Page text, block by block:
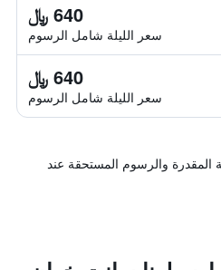
640 ﷼
سعر الليلة شامل الرسوم
640 ﷼
سعر الليلة شامل الرسوم
المقدرة والرسوم المستحقة عند